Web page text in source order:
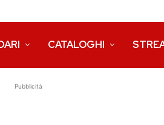
CATALOGHI
Pubblicità